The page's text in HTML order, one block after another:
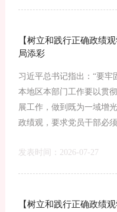
【树立和践行正确政绩
局添彩
习近平总书记指出：“要
本地区本部门工作要以贯
展工作，做到既为一域增
政绩观，要求党员干部必
发表时间：2026-07-27
【树立和践行正确政绩